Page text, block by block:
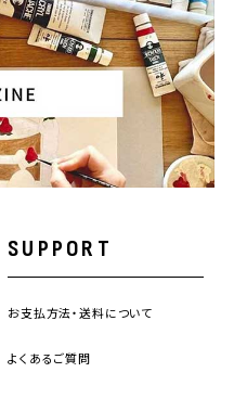
SUPPORT
お支払方法・送料について
よくあるご質問